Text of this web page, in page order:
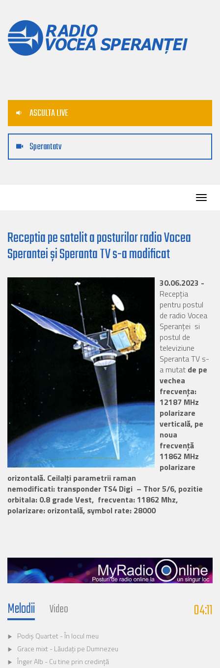
ASCULTA LIVE
Sperantatv
Receptia pe satelit a posturilor radio Vocea
Sperantei și Speranta TV s-a modificat
30.06.2023 -
Recepția
pentru postul
de radio Vocea
Speranței si
postul de
televiziune
Speranta TV s-
a mutat de pe
vechea
frecvența:
12187 MHz
polarizare
verticală, pe
noua
frecvență
11862 MHz
polarizare
orizontală. Ceilalți parametrii raman
nemodificati: transponder TS4 Digi – Thor 5/6, pozitie
orbitala: 0.8 grade Vest, frecventa: 11862 Mhz,
polarizare: orizontală, symbol rate: 28000
Melodii Video 04:11
Podiș Quartet - În locul meu
Grace mixt - Lăudați pe Dumnezeu
Înger Alb - Cu tine prin credință